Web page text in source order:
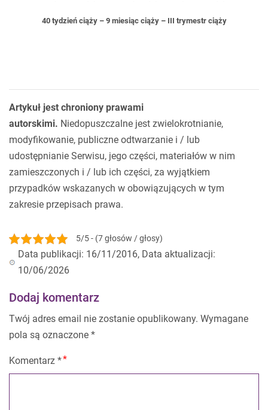
40 tydzień ciąży – 9 miesiąc ciąży – III trymestr ciąży
Artykuł jest chroniony prawami
autorskimi. Niedopuszczalne jest zwielokrotnianie,
modyfikowanie, publiczne odtwarzanie i / lub
udostępnianie Serwisu, jego części, materiałów w nim
zamieszczonych i / lub ich części, za wyjątkiem
przypadków wskazanych w obowiązujących w tym
zakresie przepisach prawa.
5/5 - (7 głosów / głosy)
Data publikacji: 16/11/2016, Data aktualizacji:
10/06/2026
Dodaj komentarz
Twój adres email nie zostanie opublikowany. Wymagane
pola są oznaczone *
Komentarz *